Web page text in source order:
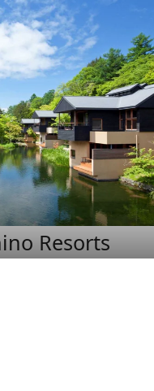
Resorts